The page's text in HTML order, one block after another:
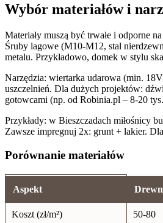
Wybór materiałów i
Materiały muszą być trwałe i odporne
Śruby lagowe (M10-M12, stal
metalu. Przykładowo, domek w stylu
Narzędzia: wiertarka udarowa (min.
uszczelnień. Dla dużych projektów:
gotowcami (np. od Robinia.pl – 8-20
Przykłady: w Bieszczadach miłośnicy
Zawsze impregnuj 2x: grunt + lakier.
Porównanie materiałów
Aspekt
Koszt (zł/m²) 50-80